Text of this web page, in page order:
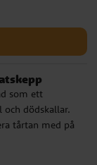
som ett
och dödskallar.
tårtan med på
att sticka
cm stort.